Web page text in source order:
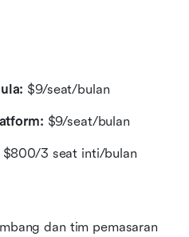
$9/seat/bulan
$9/seat/bulan
$800/3 seat inti/bulan
dan tim pemasaran